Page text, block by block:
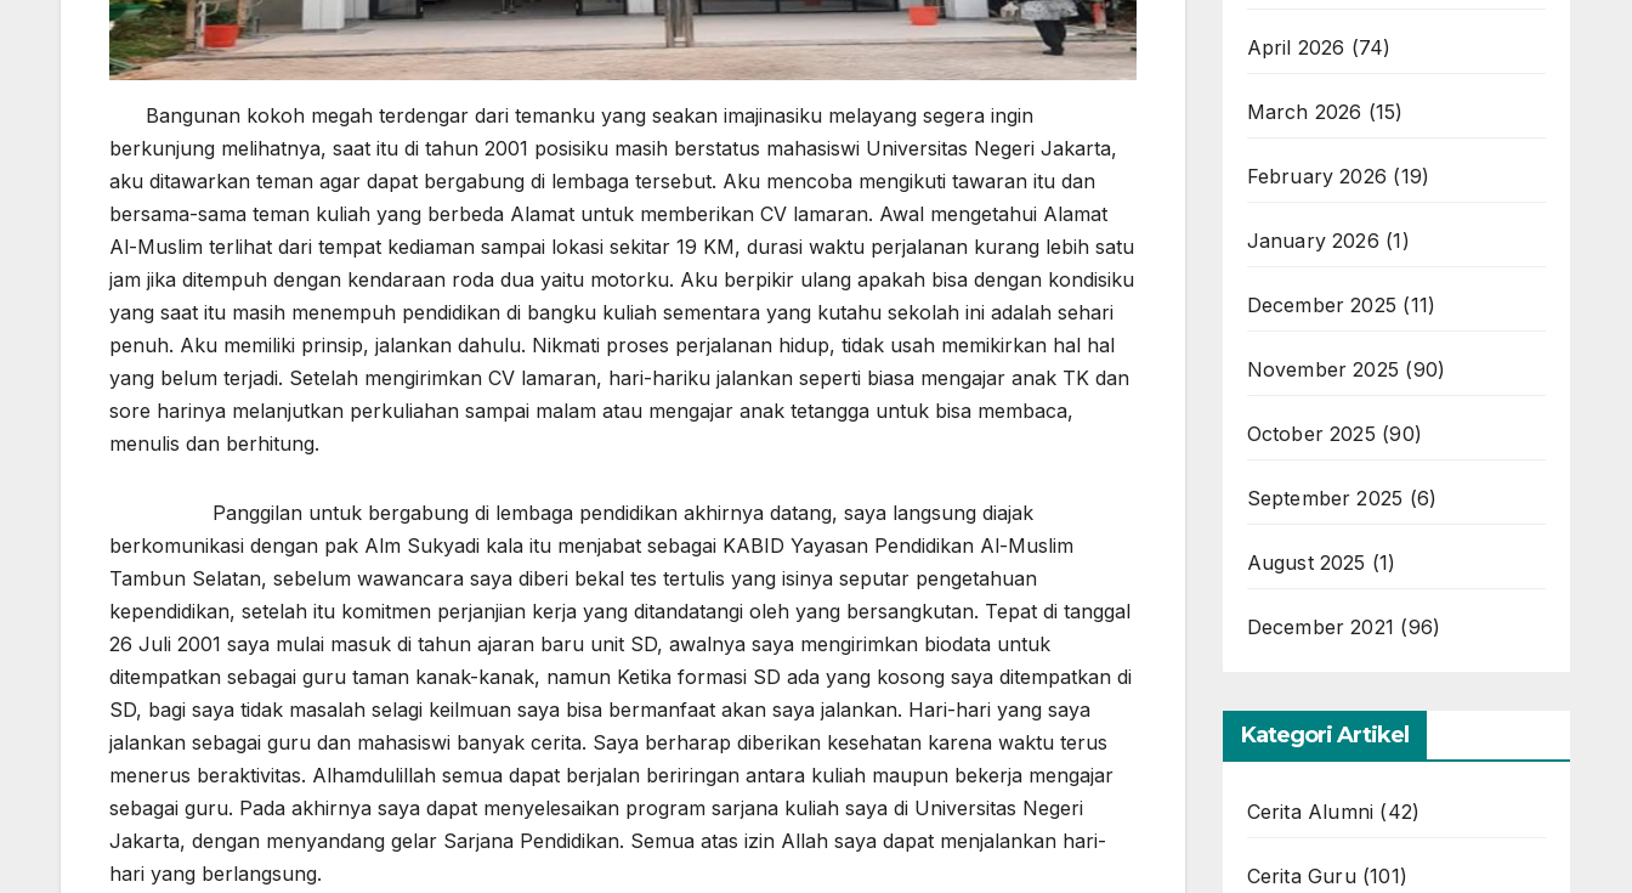
Bangunan kokoh megah terdengar dari temanku yang seakan imajinasiku melayang segera ingin
berkunjung melihatnya, saat itu di tahun 2001 posisiku masih berstatus mahasiswi Universitas Negeri Jakarta,
aku ditawarkan teman agar dapat bergabung di lembaga tersebut. Aku mencoba mengikuti tawaran itu dan
bersama-sama teman kuliah yang berbeda Alamat untuk memberikan CV lamaran. Awal mengetahui Alamat
Al-Muslim terlihat dari tempat kediaman sampai lokasi sekitar 19 KM, durasi waktu perjalanan kurang lebih satu
jam jika ditempuh dengan kendaraan roda dua yaitu motorku. Aku berpikir ulang apakah bisa dengan kondisiku
yang saat itu masih menempuh pendidikan di bangku kuliah sementara yang kutahu sekolah ini adalah sehari
penuh. Aku memiliki prinsip, jalankan dahulu. Nikmati proses perjalanan hidup, tidak usah memikirkan hal hal
yang belum terjadi. Setelah mengirimkan CV lamaran, hari-hariku jalankan seperti biasa mengajar anak TK dan
sore harinya melanjutkan perkuliahan sampai malam atau mengajar anak tetangga untuk bisa membaca,
menulis dan berhitung.
Panggilan untuk bergabung di lembaga pendidikan akhirnya datang, saya langsung diajak
berkomunikasi dengan pak Alm Sukyadi kala itu menjabat sebagai KABID Yayasan Pendidikan Al-Muslim
Tambun Selatan, sebelum wawancara saya diberi bekal tes tertulis yang isinya seputar pengetahuan
kependidikan, setelah itu komitmen perjanjian kerja yang ditandatangi oleh yang bersangkutan. Tepat di tanggal
26 Juli 2001 saya mulai masuk di tahun ajaran baru unit SD, awalnya saya mengirimkan biodata untuk
ditempatkan sebagai guru taman kanak-kanak, namun Ketika formasi SD ada yang kosong saya ditempatkan di
SD, bagi saya tidak masalah selagi keilmuan saya bisa bermanfaat akan saya jalankan. Hari-hari yang saya
jalankan sebagai guru dan mahasiswi banyak cerita. Saya berharap diberikan kesehatan karena waktu terus
menerus beraktivitas. Alhamdulillah semua dapat berjalan beriringan antara kuliah maupun bekerja mengajar
sebagai guru. Pada akhirnya saya dapat menyelesaikan program sarjana kuliah saya di Universitas Negeri
Jakarta, dengan menyandang gelar Sarjana Pendidikan. Semua atas izin Allah saya dapat menjalankan hari-
hari yang berlangsung.
April 2026 (74)
March 2026 (15)
February 2026 (19)
January 2026 (1)
December 2025 (11)
November 2025 (90)
October 2025 (90)
September 2025 (6)
August 2025 (1)
December 2021 (96)
Kategori Artikel
Cerita Alumni (42)
Cerita Guru(101)